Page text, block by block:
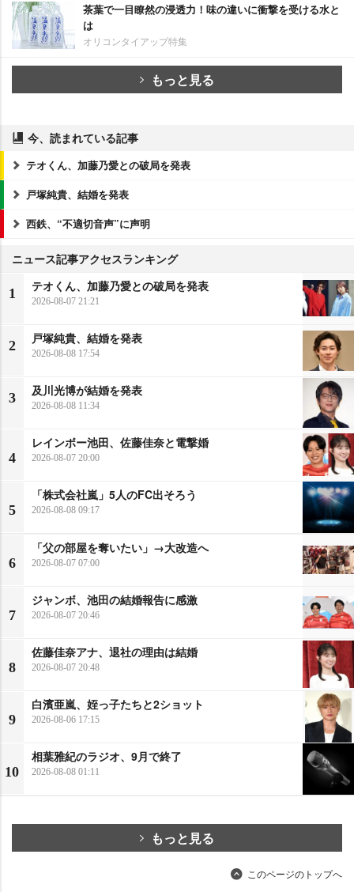
茶葉で一目瞭然の浸透力！味の違いに衝撃を受ける水と
は
オリコンタイアップ特集
もっと見る
今、読まれている記事
テオくん、加藤乃愛との破局を発表
戸塚純貴、結婚を発表
西鉄、“不適切音声”に声明
ニュース記事アクセスランキング
1
テオくん、加藤乃愛との破局を発表
2026-08-07 21:21
2
戸塚純貴、結婚を発表
2026-08-08 17:54
3
及川光博が結婚を発表
2026-08-08 11:34
4
レインボー池田、佐藤佳奈と電撃婚
2026-08-07 20:00
5
「株式会社嵐」5人のFC出そろう
2026-08-08 09:17
6
「父の部屋を奪いたい」→大改造へ
2026-08-07 07:00
7
ジャンボ、池田の結婚報告に感激
2026-08-07 20:46
8
佐藤佳奈アナ、退社の理由は結婚
2026-08-07 20:48
9
白濱亜嵐、姪っ子たちと2ショット
2026-08-06 17:15
10
相葉雅紀のラジオ、9月で終了
2026-08-08 01:11
もっと見る
このページのトップへ